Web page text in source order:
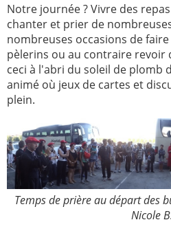
2019
2020
Recherche
Notre journée ? Vivre des
chanter et prier de
nombreuses occasions de
pèlerins ou au contraire revoir
ceci à l'abri du soleil de plomb
animé où jeux de cartes et
plein.
Temps de prière au départ des
Nicole